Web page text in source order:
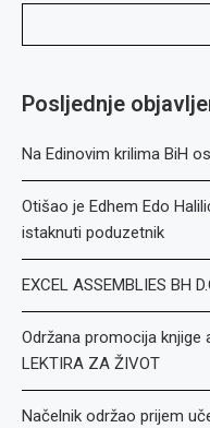
Posljednje
Na Edinovim krilima BiH
Otišao je Edhem Edo
istaknuti poduzetnik
EXCEL ASSEMBLIES BH
Održana promocija knjige
LEKTIRA ZA ŽIVOT
Načelnik održao prijem